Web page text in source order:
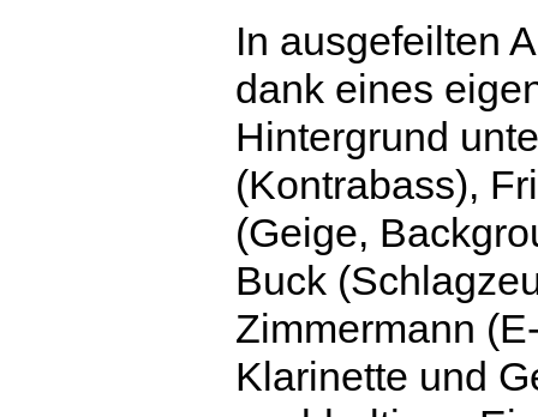
In ausgefeilten
dank eines
Hintergrund
(Kontrabass),
(Geige,
Buck
Zimmermann
Klarinette und